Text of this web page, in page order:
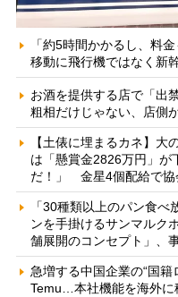
「約5時間かかるし、料
移動に飛行機ではなく新
お酒を提供する店で「出
粗相だけじゃない、店側
【土俵に埋まるカネ】大
は「懸賞金2826万円」が
だ！」 金星4個配給で協
「30種類以上のパン食
ンを手掛けるサンマル
舗展開のコンセプト」、
急増する中国企業の“国
Temu…本社機能を海外に